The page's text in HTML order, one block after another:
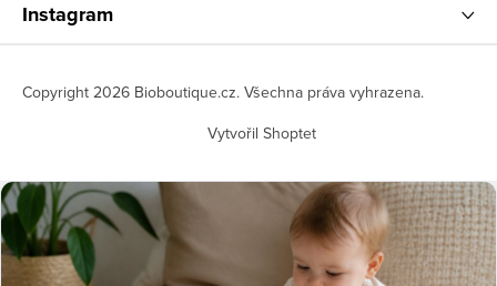
Instagram
Vytvořil Shoptet
Copyright 2026 Bioboutique.cz. Všechna práva vyhrazena.